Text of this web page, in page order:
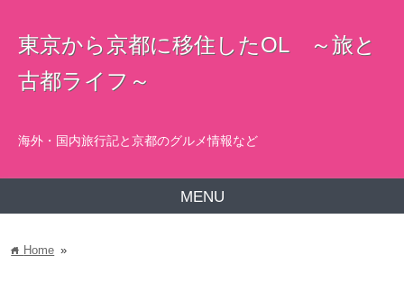
東京から京都に移住したOL ～旅と
古都ライフ～
海外・国内旅行記と京都のグルメ情報など
MENU
home Home »